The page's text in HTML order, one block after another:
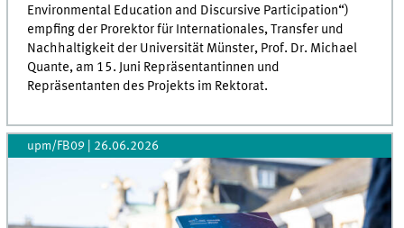
Environmental Education and Discursive Participation“)
empfing der Prorektor für Internationales, Transfer und
Nachhaltigkeit der Universität Münster, Prof. Dr. Michael
Quante, am 15. Juni Repräsentantinnen und
Repräsentanten des Projekts im Rektorat.
upm/FB09 26.06.2026